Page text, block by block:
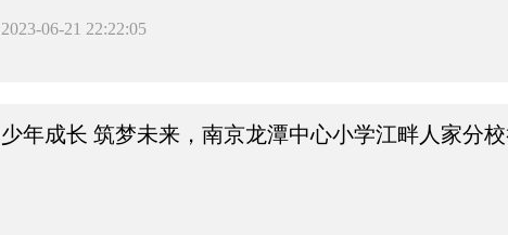
2023-06-21 22:22:05
少年成长 筑梦未来，南京龙潭中心小学江畔人家分